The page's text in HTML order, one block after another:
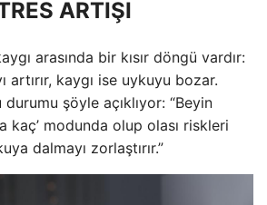
ARTIŞI
arasında bir kısır döngü vardır:
artırır, kaygı ise uykuyu bozar.
şöyle açıklıyor: “Beyin
kaç’ modunda olup olası riskleri
dalmayı zorlaştırır.”